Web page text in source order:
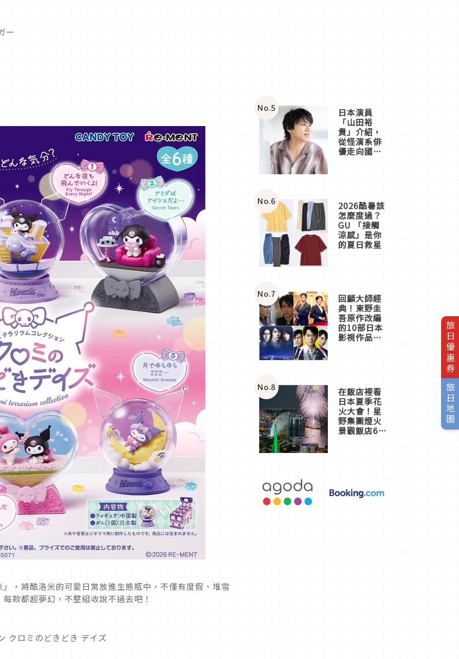
旅日優惠券
旅日地圖
ー
，將酷洛米的可愛日常放進生態瓶中，不僅有度假、堆雪
款都超夢幻，不整組收說不過去吧！
クロミのどきどき デイズ
No.5 日本演員
「山田裕
貴」介紹，
從怪演系俳
優走向國民
No.6 2026酷暑該
怎麼度過？
GU 「接觸
涼感」是你
的夏日救星
No.7 回顧大師經
典！東野圭
吾原作改編
的10部日本
影視作品推
No.8 在飯店裡看
日本夏季花
火大會！星
野集團煙火
景觀飯店6